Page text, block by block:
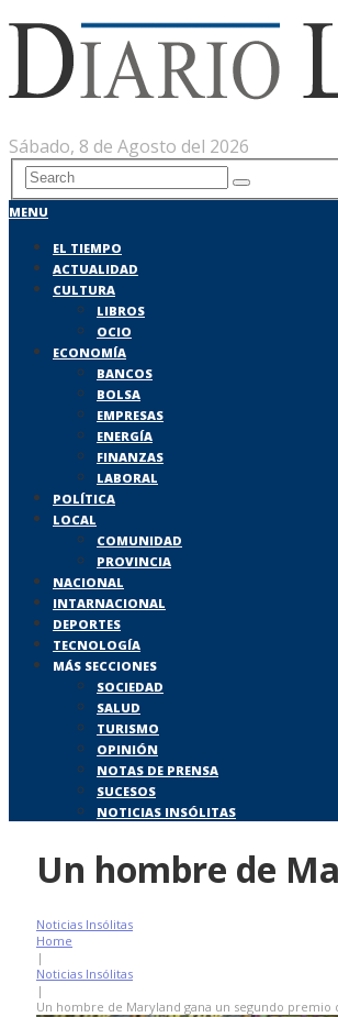
Sábado, 8 de Agosto del 2026
MENU
EL TIEMPO
ACTUALIDAD
CULTURA
LIBROS
OCIO
ECONOMÍA
BANCOS
BOLSA
EMPRESAS
ENERGÍA
FINANZAS
LABORAL
POLÍTICA
LOCAL
COMUNIDAD
PROVINCIA
NACIONAL
INTARNACIONAL
DEPORTES
TECNOLOGÍA
MÁS SECCIONES
SOCIEDAD
SALUD
TURISMO
OPINIÓN
NOTAS DE PRENSA
SUCESOS
NOTICIAS INSÓLITAS
Un hombre de
Noticias Insólitas
Home
|
Noticias Insólitas
|
Un hombre de Maryland gana un segundo premio